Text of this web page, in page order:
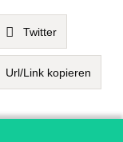
Twitter
Url/Link kopieren